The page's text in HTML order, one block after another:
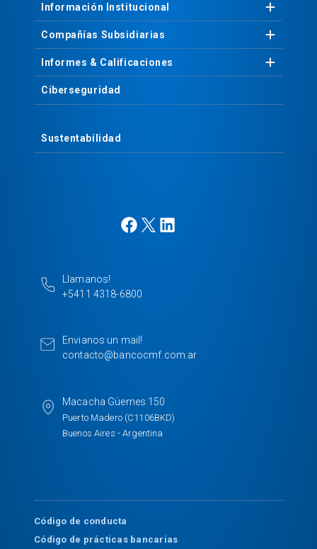
Información Institucional
Compañías Subsidiarias
Informes & Calificaciones
Ciberseguridad
Sustentabilidad
Llamanos!
+5411 4318-6800
Envianos un mail!
contacto@bancocmf.com.ar
Macacha Güemes 150
Puerto Madero (C1106BKD)
Buenos Aires - Argentina
F
b
X
L
Código de conducta
Código de prácticas bancarias